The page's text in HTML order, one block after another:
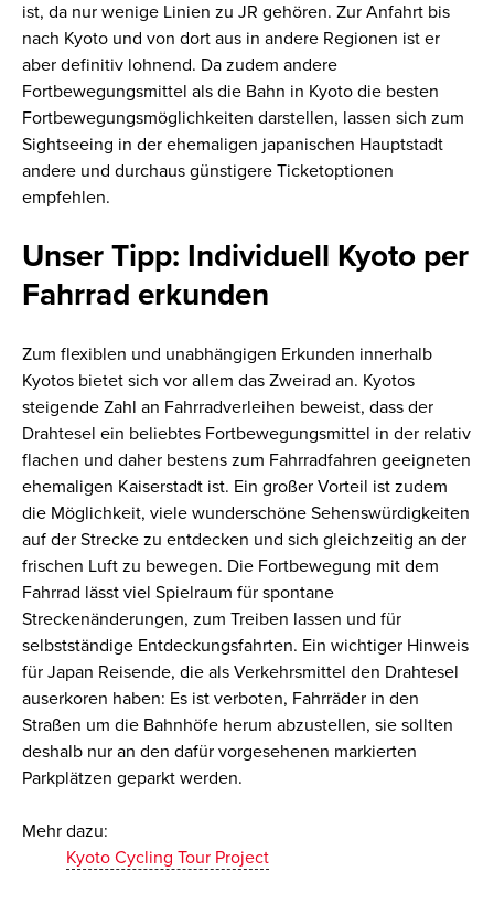
ist, da nur wenige Linien zu JR gehören. Zur Anfahrt bis
nach Kyoto und von dort aus in andere Regionen ist er
aber definitiv lohnend. Da zudem andere
Fortbewegungsmittel als die Bahn in Kyoto die besten
Fortbewegungsmöglichkeiten darstellen, lassen sich zum
Sightseeing in der ehemaligen japanischen Hauptstadt
andere und durchaus günstigere Ticketoptionen
empfehlen.
Unser Tipp: Individuell Kyoto per
Fahrrad erkunden
Zum flexiblen und unabhängigen Erkunden innerhalb
Kyotos bietet sich vor allem das Zweirad an. Kyotos
steigende Zahl an Fahrradverleihen beweist, dass der
Drahtesel ein beliebtes Fortbewegungsmittel in der relativ
flachen und daher bestens zum Fahrradfahren geeigneten
ehemaligen Kaiserstadt ist. Ein großer Vorteil ist zudem
die Möglichkeit, viele wunderschöne Sehenswürdigkeiten
auf der Strecke zu entdecken und sich gleichzeitig an der
frischen Luft zu bewegen. Die Fortbewegung mit dem
Fahrrad lässt viel Spielraum für spontane
Streckenänderungen, zum Treiben lassen und für
selbstständige Entdeckungsfahrten. Ein wichtiger Hinweis
für Japan Reisende, die als Verkehrsmittel den Drahtesel
auserkoren haben: Es ist verboten, Fahrräder in den
Straßen um die Bahnhöfe herum abzustellen, sie sollten
deshalb nur an den dafür vorgesehenen markierten
Parkplätzen geparkt werden.
Mehr dazu:
Kyoto Cycling Tour Project